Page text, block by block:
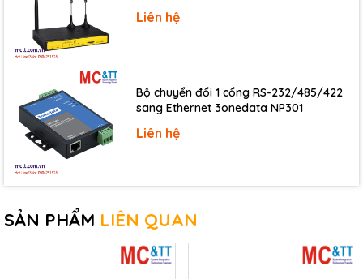
Liên hệ
Bộ chuyển đổi 1 cổng RS-232/485/422
sang Ethernet 3onedata NP301
Liên hệ
SẢN PHẨM LIÊN QUAN